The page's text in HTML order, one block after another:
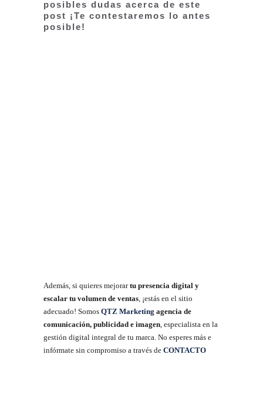
posibles dudas acerca de este
post ¡Te contestaremos lo antes
posible!
Además, si quieres mejorartu presencia digital y
escalar tu volumen de ventas, ¡estás en el sitio
adecuado! Somos QTZ Marketing agencia de
comunicación, publicidad e imagen, especialista en la
gestión digital integral de tu marca. No esperes más e
infórmate sin compromiso a través de CONTACTO